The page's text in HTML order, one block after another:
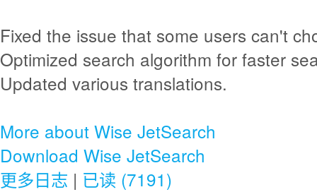
Fixed the issue that some users can't
Optimized search algorithm for faster
Updated various translations.
More about Wise JetSearch
Download Wise JetSearch
更多日志 | 已读 (7191)